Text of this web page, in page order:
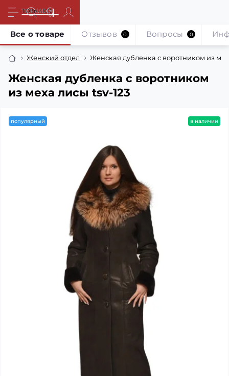
Женский отдел Женская дубленка с воротником из
Женская дубленка с воротником
из меха лисы tsv-123
Все о товаре Отзывов 0 Вопросы 0
популярный в наличии